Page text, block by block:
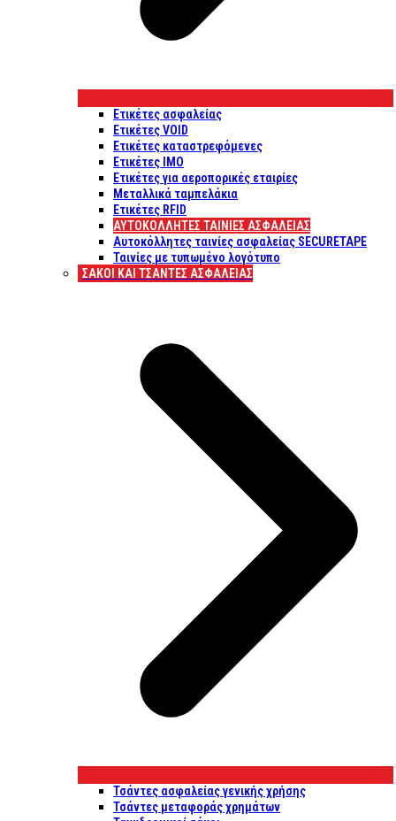
Ετικέτες ασφαλείας
Ετικέτες VOID
Ετικέτες καταστρεφόμενες
Ετικέτες IMO
Ετικέτες για αεροπορικές εταιρίες
Μεταλλικά ταμπελάκια
Ετικέτες RFID
ΑΥΤΟΚΌΛΛΗΤΕΣ ΤΑΙΝΊΕΣ ΑΣΦΑΛΕΊΑΣ
Αυτοκόλλητες ταινίες ασφαλείας SECURETAPE
Ταινίες με τυπωμένο λογότυπο
ΣΆΚΟΙ ΚΑΙ ΤΣΆΝΤΕΣ ΑΣΦΑΛΕΊΑΣ
Τσάντες ασφαλείας γενικής χρήσης
Τσάντες μεταφοράς χρημάτων